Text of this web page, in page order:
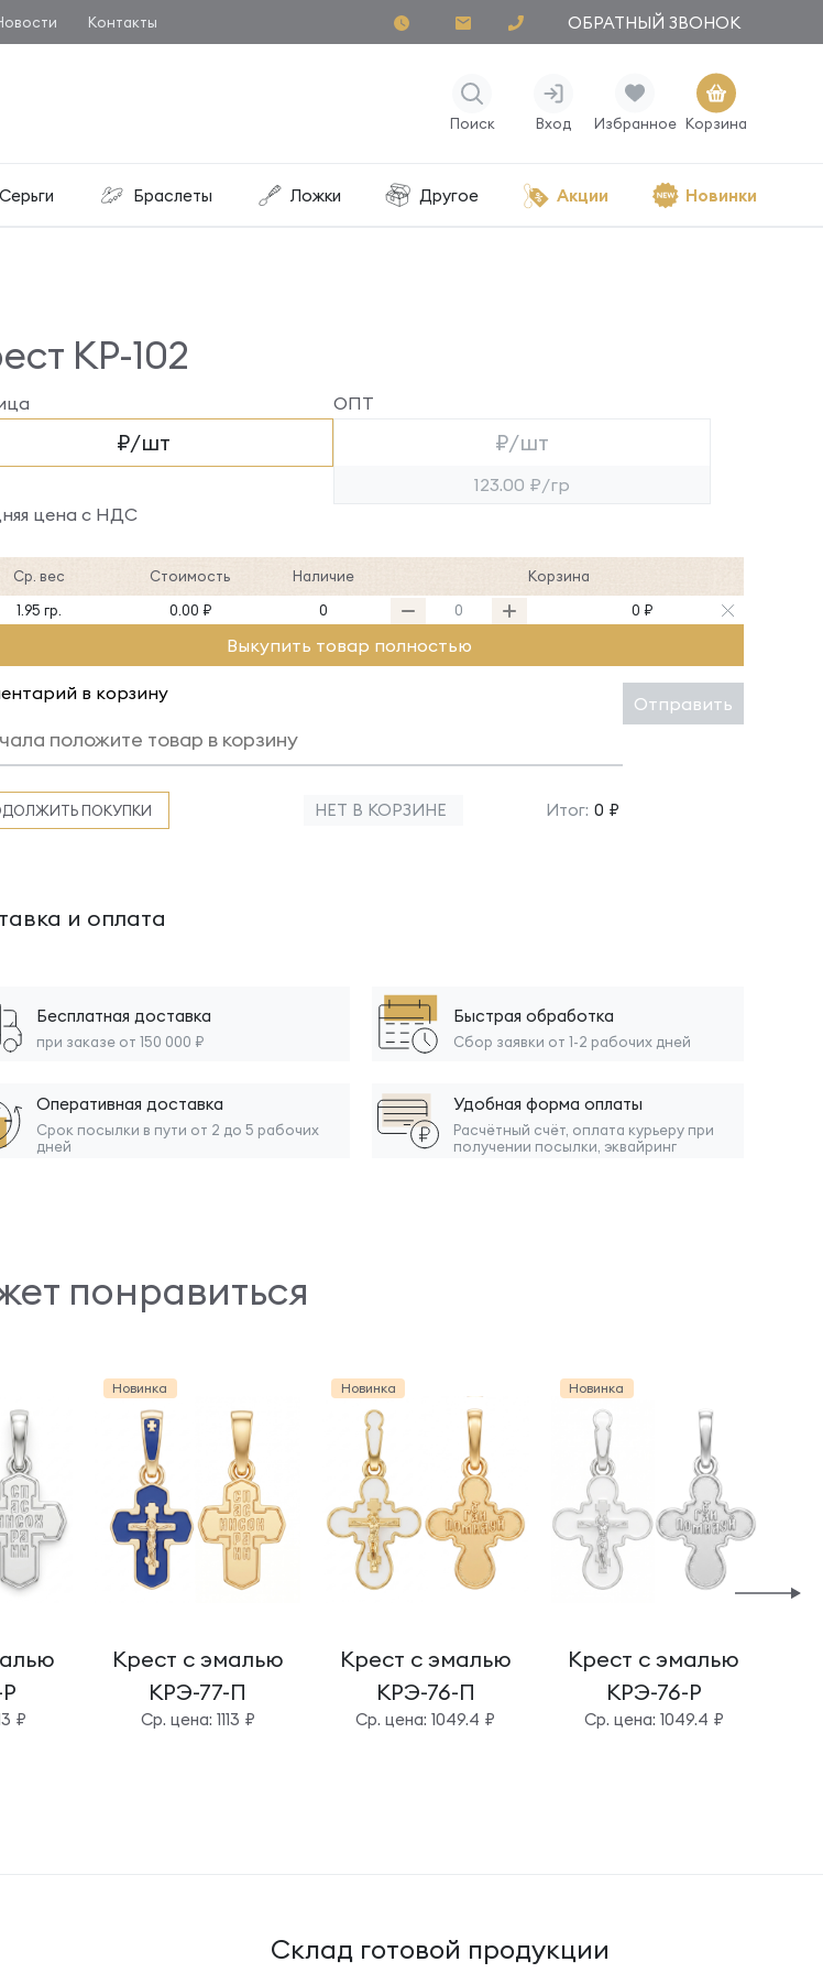
Контакты ОБРАТНЫЙ ЗВОНОК
Поиск Вход Избранное Корзина
Серьги Браслеты Ложки Другое Акции Новинки
КР-102
₽/шт
ОПТ
₽/шт
123.00 ₽/гр
цена с НДС
Ср. вес Стоимость Наличие
Корзина
1.95 гр.
0.00 ₽ 0 0 ₽
Выкупить товар полностью
в корзину Отправить
ПОКУПКИ НЕТ В КОРЗИНЕ Итог: 0 ₽
и оплата
Бесплатная доставка
при заказе от 150 000 ₽
Быстрая обработка
Сбор заявки от 1-2 рабочих дней
Оперативная доставка
Срок посылки в пути от 2 до 5 рабочих
дней
Удобная форма оплаты
Расчётный счёт, оплата курьеру при
получении посылки, эквайринг
понравиться
₽
Новинка
Крест с эмалью
КРЭ-77-П
Cр. цена: 1113 ₽
Новинка
Крест с эмалью
КРЭ-76-П
Cр. цена: 1049.4 ₽
Новинка
Крест с эмалью
КРЭ-76-Р
Cр. цена: 1049.4 ₽
Cклад готовой продукции